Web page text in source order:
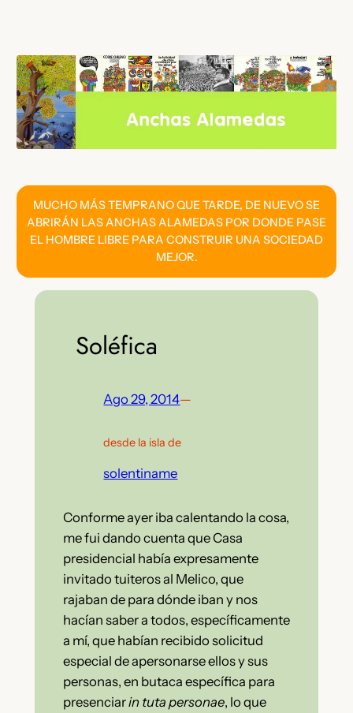
contenido
MUCHO MÁS TEMPRANO QUE TARDE, DE NUEVO SE
ABRIRÁN LAS ANCHAS ALAMEDAS POR DONDE PASE
EL HOMBRE LIBRE PARA CONSTRUIR UNA SOCIEDAD
MEJOR.
Soléfica
Ago 29, 2014—
desde la isla de
solentiname
Conforme ayer iba calentando la cosa,
me fui dando cuenta que Casa
presidencial había expresamente
invitado tuiteros al Melico, que
rajaban de para dónde iban y nos
hacían saber a todos, específicamente
a mí, que habían recibido solicitud
especial de apersonarse ellos y sus
personas, en butaca específica para
presenciarin tuta personae, lo que